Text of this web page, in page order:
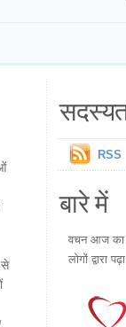
से
RSS
बारे में
वचन आज का
लोगों द्वारा